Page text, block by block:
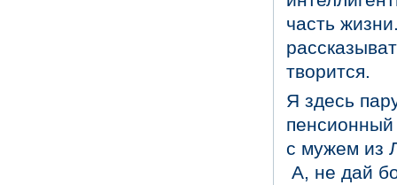
часть
творится.
Я здесь
с мужем из
А, не дай